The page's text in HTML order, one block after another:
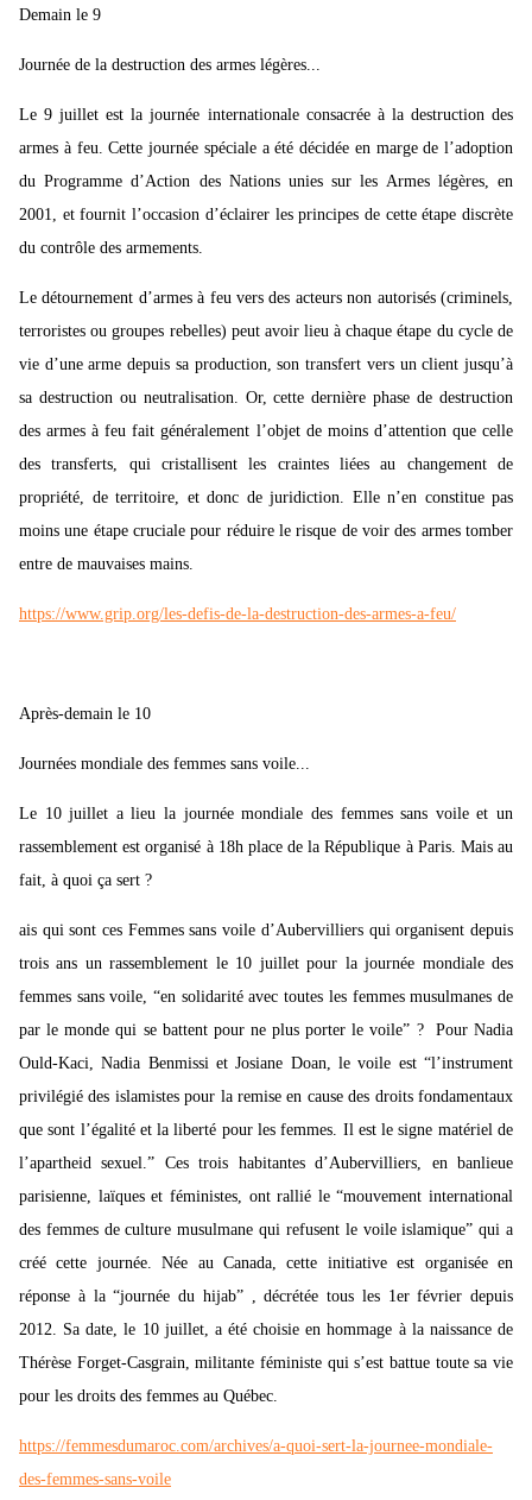
Demain le 9
Journée de la destruction des armes légères...
Le 9 juillet est la journée internationale consacrée à la destruction des
armes à feu. Cette journée spéciale a été décidée en marge de l’adoption
du Programme d’Action des Nations unies sur les Armes légères, en
2001, et fournit l’occasion d’éclairer les principes de cette étape discrète
du contrôle des armements.
Le détournement d’armes à feu vers des acteurs non autorisés (criminels,
terroristes ou groupes rebelles) peut avoir lieu à chaque étape du cycle de
vie d’une arme depuis sa production, son transfert vers un client jusqu’à
sa destruction ou neutralisation. Or, cette dernière phase de destruction
des armes à feu fait généralement l’objet de moins d’attention que celle
des transferts, qui cristallisent les craintes liées au changement de
propriété, de territoire, et donc de juridiction. Elle n’en constitue pas
moins une étape cruciale pour réduire le risque de voir des armes tomber
entre de mauvaises mains.
https://www.grip.org/les-defis-de-la-destruction-des-armes-a-feu/
Après-demain le 10
Journées mondiale des femmes sans voile...
Le 10 juillet a lieu la journée mondiale des femmes sans voile et un
rassemblement est organisé à 18h place de la République à Paris. Mais au
fait, à quoi ça sert ?
ais qui sont ces Femmes sans voile d’Aubervilliers qui organisent depuis
trois ans un rassemblement le 10 juillet pour la journée mondiale des
femmes sans voile, “en solidarité avec toutes les femmes musulmanes de
par le monde qui se battent pour ne plus porter le voile” ? Pour Nadia
Ould-Kaci, Nadia Benmissi et Josiane Doan, le voile est “l’instrument
privilégié des islamistes pour la remise en cause des droits fondamentaux
que sont l’égalité et la liberté pour les femmes. Il est le signe matériel de
l’apartheid sexuel.” Ces trois habitantes d’Aubervilliers, en banlieue
parisienne, laïques et féministes, ont rallié le “mouvement international
des femmes de culture musulmane qui refusent le voile islamique” qui a
créé cette journée. Née au Canada, cette initiative est organisée en
réponse à la “journée du hijab” , décrétée tous les 1er février depuis
2012. Sa date, le 10 juillet, a été choisie en hommage à la naissance de
Thérèse Forget-Casgrain, militante féministe qui s’est battue toute sa vie
pour les droits des femmes au Québec.
https://femmesdumaroc.com/archives/a-quoi-sert-la-journee-mondiale-
des-femmes-sans-voile